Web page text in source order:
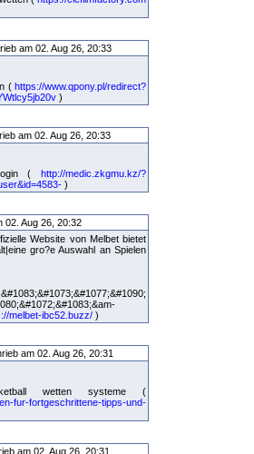
am 02. Aug 26, 20:33
( https://www.qpony.pl/redirect?
)
am 02. Aug 26, 20:33
( http://medic.zkgmu.kz/?
)
02. Aug 26, 20:32
Website von Melbet bietet
gro?e Auswahl an Spielen
melbet-ibc52.buzz/ )
am 02. Aug 26, 20:31
wetten systeme (
fur-fortgeschrittene-tipps-und-
am 02. Aug 26, 20:31